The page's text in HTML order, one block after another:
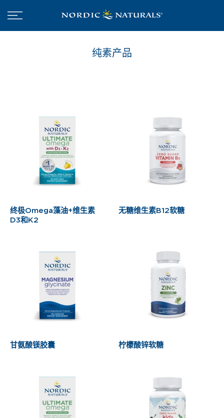
纯素产品
终极Omega藻油+维生素
D3和K2
无糖维生素B12软糖
甘氨酸镁胶囊 柠檬酸锌软糖